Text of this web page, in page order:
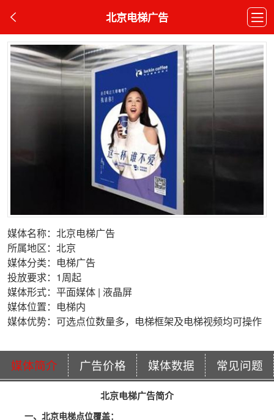
北京电梯广告
媒体名称：北京电梯广告
所属地区：北京
媒体分类：电梯广告
投放要求：1周起
媒体形式：平面媒体 | 液晶屏
媒体位置：电梯内
媒体优势：可选点位数量多，电梯框架及电梯视频均可操作
媒体简介 广告价格 媒体数据 常见问题
北京电梯广告简介
一、北京电梯点位覆盖：